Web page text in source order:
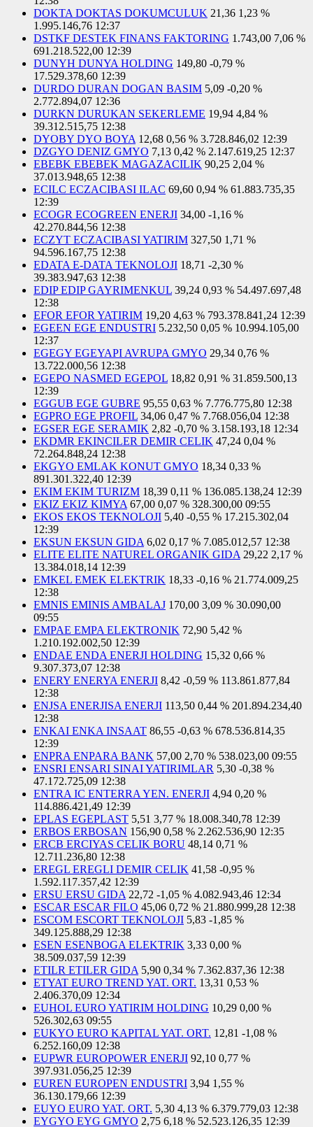
DOKTA DOKTAS DOKUMCULUK 21,36 1,23 %
1.995.146,76 12:37
DSTKF DESTEK FINANS FAKTORING 1.743,00 7,06 %
691.218.522,00 12:39
DUNYH DUNYA HOLDING 149,80 -0,79 %
17.529.378,60 12:39
DURDO DURAN DOGAN BASIM 5,09 -0,20 %
2.772.894,07 12:36
DURKN DURUKAN SEKERLEME 19,94 4,84 %
39.312.515,75 12:38
DYOBY DYO BOYA 12,68 0,56 % 3.728.846,02 12:39
DZGYO DENIZ GMYO 7,13 0,42 % 2.147.619,25 12:37
EBEBK EBEBEK MAGAZACILIK 90,25 2,04 %
37.013.948,65 12:38
ECILC ECZACIBASI ILAC 69,60 0,94 % 61.883.735,35
12:39
ECOGR ECOGREEN ENERJI 34,00 -1,16 %
42.270.844,56 12:38
ECZYT ECZACIBASI YATIRIM 327,50 1,71 %
94.596.167,75 12:38
EDATA E-DATA TEKNOLOJI 18,71 -2,30 %
39.383.947,63 12:38
EDIP EDIP GAYRIMENKUL 39,24 0,93 % 54.497.697,48
12:38
EFOR EFOR YATIRIM 19,20 4,63 % 793.378.841,24 12:39
EGEEN EGE ENDUSTRI 5.232,50 0,05 % 10.994.105,00
12:37
EGEGY EGEYAPI AVRUPA GMYO 29,34 0,76 %
13.722.000,56 12:38
EGEPO NASMED EGEPOL 18,82 0,91 % 31.859.500,13
12:39
EGGUB EGE GUBRE 95,55 0,63 % 7.776.775,80 12:38
EGPRO EGE PROFIL 34,06 0,47 % 7.768.056,04 12:38
EGSER EGE SERAMIK 2,82 -0,70 % 3.158.193,18 12:34
EKDMR EKINCILER DEMIR CELIK 47,24 0,04 %
72.264.848,24 12:38
EKGYO EMLAK KONUT GMYO 18,34 0,33 %
891.301.322,40 12:39
EKIM EKIM TURIZM 18,39 0,11 % 136.085.138,24 12:39
EKIZ EKIZ KIMYA 67,00 0,07 % 328.300,00 09:55
EKOS EKOS TEKNOLOJI 5,40 -0,55 % 17.215.302,04
12:39
EKSUN EKSUN GIDA 6,02 0,17 % 7.085.012,57 12:38
ELITE ELITE NATUREL ORGANIK GIDA 29,22 2,17 %
13.384.018,14 12:39
EMKEL EMEK ELEKTRIK 18,33 -0,16 % 21.774.009,25
12:38
EMNIS EMINIS AMBALAJ 170,00 3,09 % 30.090,00
09:55
EMPAE EMPA ELEKTRONIK 72,90 5,42 %
1.210.192.002,50 12:39
ENDAE ENDA ENERJI HOLDING 15,32 0,66 %
9.307.373,07 12:38
ENERY ENERYA ENERJI 8,42 -0,59 % 113.861.877,84
12:38
ENJSA ENERJISA ENERJI 113,50 0,44 % 201.894.234,40
12:38
ENKAI ENKA INSAAT 86,55 -0,63 % 678.536.814,35
12:39
ENPRA ENPARA BANK 57,00 2,70 % 538.023,00 09:55
ENSRI ENSARI SINAI YATIRIMLAR 5,30 -0,38 %
47.172.725,09 12:38
ENTRA IC ENTERRA YEN. ENERJI 4,94 0,20 %
114.886.421,49 12:39
EPLAS EGEPLAST 5,51 3,77 % 18.008.340,78 12:39
ERBOS ERBOSAN 156,90 0,58 % 2.262.536,90 12:35
ERCB ERCIYAS CELIK BORU 48,14 0,71 %
12.711.236,80 12:38
EREGL EREGLI DEMIR CELIK 41,58 -0,95 %
1.592.117.357,42 12:39
ERSU ERSU GIDA 22,72 -1,05 % 4.082.943,46 12:34
ESCAR ESCAR FILO 45,06 0,72 % 21.880.999,28 12:38
ESCOM ESCORT TEKNOLOJI 5,83 -1,85 %
349.125.888,29 12:38
ESEN ESENBOGA ELEKTRIK 3,33 0,00 %
38.509.037,59 12:39
ETILR ETILER GIDA 5,90 0,34 % 7.362.837,36 12:38
ETYAT EURO TREND YAT. ORT. 13,31 0,53 %
2.406.370,09 12:34
EUHOL EURO YATIRIM HOLDING 10,29 0,00 %
526.302,63 09:55
EUKYO EURO KAPITAL YAT. ORT. 12,81 -1,08 %
6.252.160,09 12:38
EUPWR EUROPOWER ENERJI 92,10 0,77 %
397.931.056,25 12:39
EUREN EUROPEN ENDUSTRI 3,94 1,55 %
36.130.179,66 12:39
EUYO EURO YAT. ORT. 5,30 4,13 % 6.379.779,03 12:38
EYGYO EYG GMYO 2,75 6,18 % 52.523.126,35 12:39